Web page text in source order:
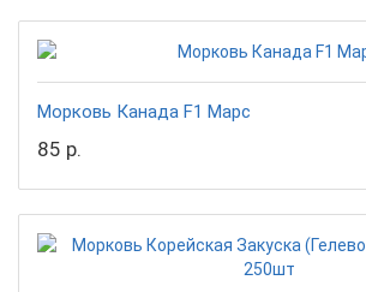
Морковь Канада F1 Марс
85 р.